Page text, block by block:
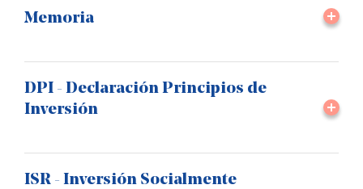
Memoria
DPI - Declaración Principios de
Inversión
ISR - Inversión Socialmente